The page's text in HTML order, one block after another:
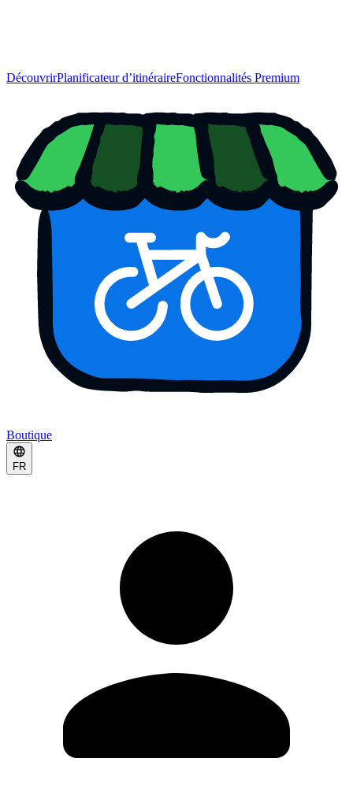
DécouvrirPlanificateur d’itinéraireFonctionnalités Premium
Boutique
FR